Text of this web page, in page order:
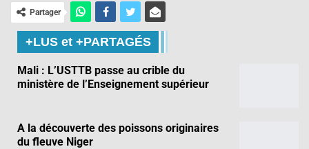
Partager
+LUS et +PARTAGÉS
Mali : L’USTTB passe au crible du
ministère de l’Enseignement supérieur
A la découverte des poissons originaires
du fleuve Niger